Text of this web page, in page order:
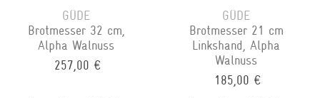
GÜDE
Brotmesser 32 cm,
Alpha Walnuss
257,00 €
GÜDE
Brotmesser 21 cm
Linkshand, Alpha
Walnuss
185,00 €